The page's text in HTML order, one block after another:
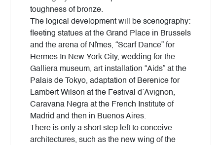
toughness of bronze.
The logical development will be scenography:
fleeting statues at the Grand Place in Brussels
and the arena of Nîmes, “Scarf Dance” for
Hermes In New York City, wedding for the
Galliera museum, art installation “Aids” at the
Palais de Tokyo, adaptation of Berenice for
Lambert Wilson at the Festival d’Avignon,
Caravana Negra at the French Institute of
Madrid and then in Buenos Aires.
There is only a short step left to conceive
architectures, such as the new wing of the